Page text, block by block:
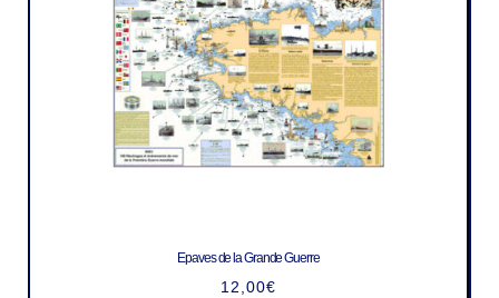
Epaves de la Grande Guerre
12,00€